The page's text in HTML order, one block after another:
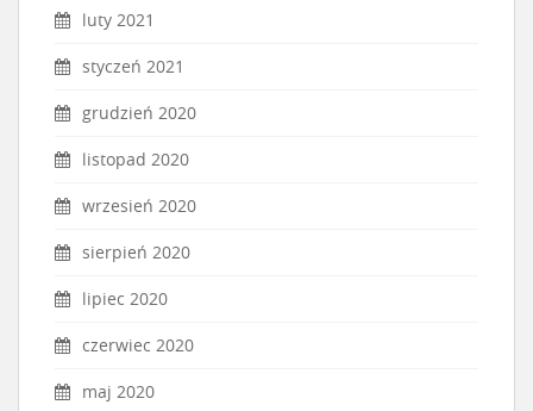
luty 2021
styczeń 2021
grudzień 2020
listopad 2020
wrzesień 2020
sierpień 2020
lipiec 2020
czerwiec 2020
maj 2020